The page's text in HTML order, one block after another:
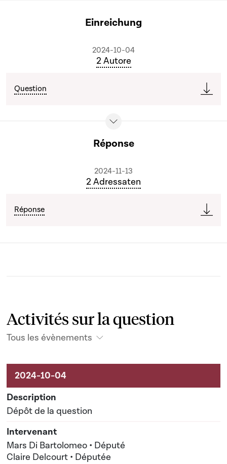
Einreichung
2024-10-04
2 Autore
Question
Réponse
2024-11-13
2 Adressaten
Réponse
Activités sur la question
Tous les évènements
Activités sur le dossier
Dépôt de la question
Mars Di Bartolomeo • Député
Claire Delcourt • Députée